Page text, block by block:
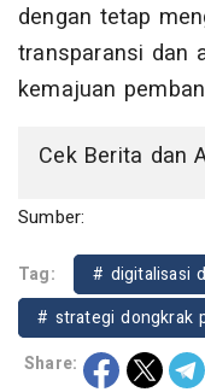
dengan tetap
transparansi dan
kemajuan
Cek Berita dan
Sumber:
Tag:
# digitalisasi
# strategi dongkrak
Share: